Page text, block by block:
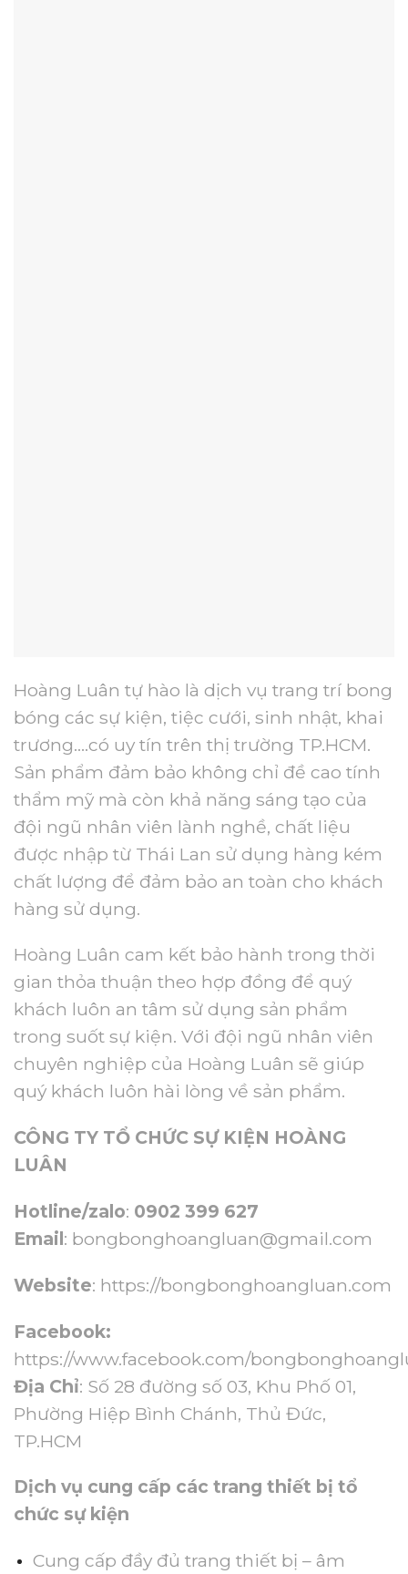
Hoàng Luân tự hào là dịch vụ trang trí bong
bóng các sự kiện, tiệc cưới, sinh nhật, khai
trương….có uy tín trên thị trường TP.HCM.
Sản phẩm đảm bảo không chỉ đề cao tính
thẩm mỹ mà còn khả năng sáng tạo của
đội ngũ nhân viên lành nghề, chất liệu
được nhập từ Thái Lan sử dụng hàng kém
chất lượng để đảm bảo an toàn cho khách
hàng sử dụng.
Hoàng Luân cam kết bảo hành trong thời
gian thỏa thuận theo hợp đồng để quý
khách luôn an tâm sử dụng sản phẩm
trong suốt sự kiện. Với đội ngũ nhân viên
chuyên nghiệp của Hoàng Luân sẽ giúp
quý khách luôn hài lòng về sản phẩm.
CÔNG TY TỔ CHỨC SỰ KIỆN HOÀNG
LUÂN
Hotline/zalo: 0902 399 627
Email: bongbonghoangluan@gmail.com
Website: https://bongbonghoangluan.com
Facebook:
https://www.facebook.com/
Địa Chỉ: Số 28 đường số 03, Khu Phố 01,
Phường Hiệp Bình Chánh, Thủ Đức,
TP.HCM
Dịch vụ cung cấp các trang thiết bị tổ
chức sự kiện
Cung cấp đầy đủ trang thiết bị – âm